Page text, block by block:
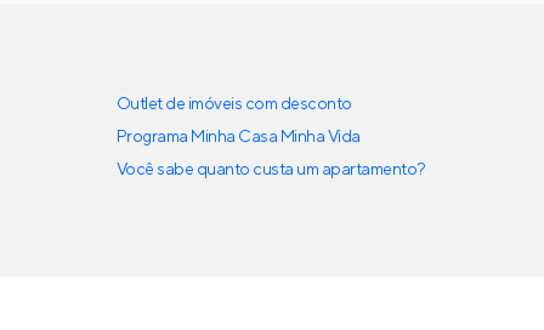
Outlet de imóveis com desconto
Programa Minha Casa Minha Vida
Você sabe quanto custa um apartamento?